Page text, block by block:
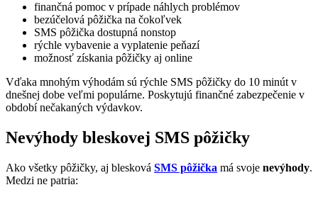
finančná pomoc v prípade náhlych problémov
bezúčelová pôžička na čokoľvek
SMS pôžička dostupná nonstop
rýchle vybavenie a vyplatenie peňazí
možnosť získania pôžičky aj online
Vďaka mnohým výhodám sú rýchle SMS pôžičky do 10 minút v
dnešnej dobe veľmi populárne. Poskytujú finančné zabezpečenie v
období nečakaných výdavkov.
Nevýhody bleskovej SMS pôžičky
Ako všetky pôžičky, aj blesková SMS pôžička má svoje nevýhody.
Medzi ne patria: